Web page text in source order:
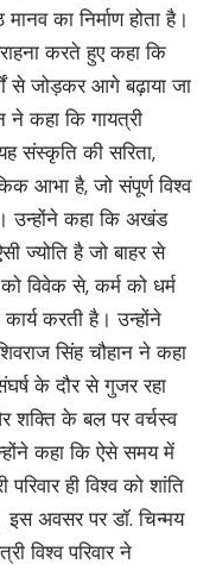
का निर्माण होता है।
करते हुए कहा कि
से जोड़कर आगे बढ़ाया जा
ने कहा कि गायत्री
संस्कृति की सरिता,
आभा है, जो संपूर्ण विश्व
उन्होंने कहा कि अखंड
ज्योति है जो बाहर से
विवेक से, कर्म को धर्म
करती है। उन्होंने
सिंह चौहान ने कहा
के दौर से गुजर रहा
शक्ति के बल पर वर्चस्व
कहा कि ऐसे समय में
ही विश्व को शांति
इस अवसर पर डॉ. चिन्मय
विश्व परिवार ने